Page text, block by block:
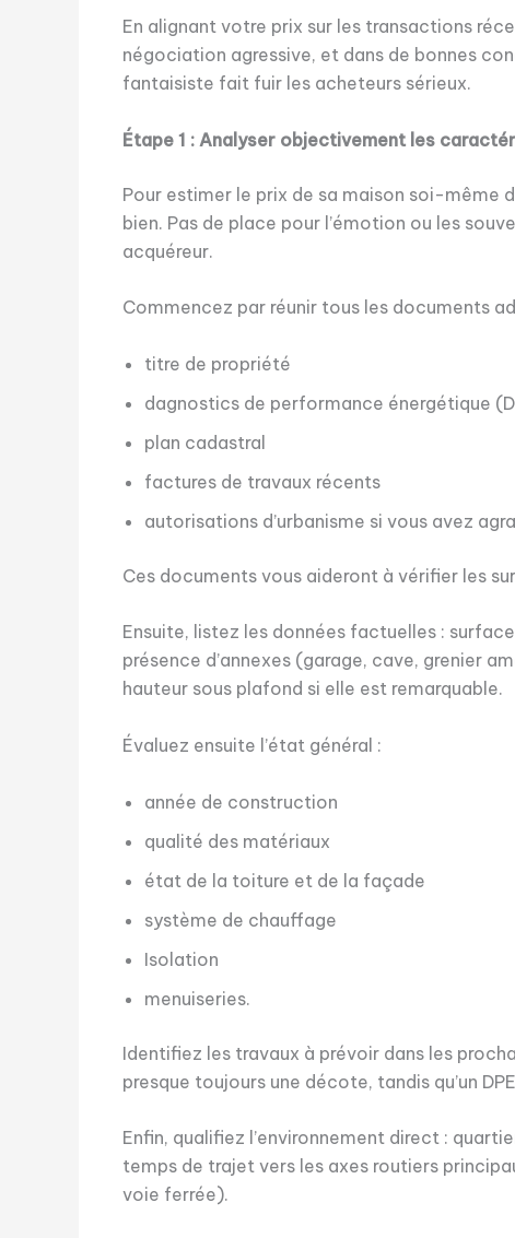
En alignant votre prix sur les transactions
négociation agressive, et dans de bonnes
fantaisiste fait fuir les acheteurs sérieux.
Étape 1 : Analyser objectivement les
Pour estimer le prix de sa maison soi-
bien. Pas de place pour l’émotion ou les
acquéreur.
Commencez par réunir tous les documents
titre de propriété
dagnostics de performance énergétique
plan cadastral
factures de travaux récents
autorisations d’urbanisme si vous avez
Ces documents vous aideront à vérifier les
Ensuite, listez les données factuelles :
présence d’annexes (garage, cave, grenier
hauteur sous plafond si elle est remarquable.
Évaluez ensuite l’état général :
année de construction
qualité des matériaux
état de la toiture et de la façade
système de chauffage
Isolation
menuiseries.
Identifiez les travaux à prévoir dans les
presque toujours une décote, tandis qu’un
Enfin, qualifiez l’environnement direct :
temps de trajet vers les axes routiers
voie ferrée).